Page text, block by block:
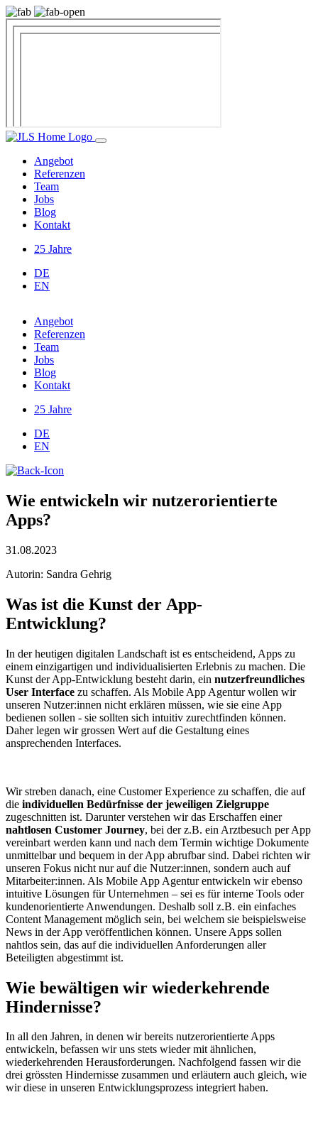
Angebot
Referenzen
Team
Jobs
Blog
Kontakt
25 Jahre
DE
EN
Angebot
Referenzen
Team
Jobs
Blog
Kontakt
25 Jahre
DE
EN
Wie entwickeln wir nutzerorientierte
Apps?
31.08.2023
Autorin: Sandra Gehrig
Was ist die Kunst der App-
In der heutigen digitalen Landschaft ist es entscheidend, Apps zu
einem einzigartigen und individualisierten Erlebnis zu machen. Die
Kunst der App-Entwicklung besteht darin, ein nutzerfreundliches
User Interface zu schaffen. Als Mobile App Agentur wollen wir
unseren Nutzer:innen nicht erklären müssen, wie sie eine App
bedienen sollen - sie sollten sich intuitiv zurechtfinden können.
Daher legen wir grossen Wert auf die Gestaltung eines
ansprechenden Interfaces.
Wir streben danach, eine Customer Experience zu schaffen, die auf
die individuellen Bedürfnisse der jeweiligen Zielgruppe
zugeschnitten ist. Darunter verstehen wir das Erschaffen einer
nahtlosen Customer Journey, bei der z.B. ein Arztbesuch per App
vereinbart werden kann und nach dem Termin wichtige Dokumente
unmittelbar und bequem in der App abrufbar sind. Dabei richten wir
unseren Fokus nicht nur auf die Nutzer:innen, sondern auch auf
Mitarbeiter:innen. Als Mobile App Agentur entwickeln wir ebenso
intuitive Lösungen für Unternehmen – sei es für interne Tools oder
kundenorientierte Anwendungen. Deshalb soll z.B. ein einfaches
Content Management möglich sein, bei welchem sie beispielsweise
News in der App veröffentlichen können. Unsere Apps sollen
nahtlos sein, das auf die individuellen Anforderungen aller
Beteiligten abgestimmt ist.
Wie bewältigen wir wiederkehrende
Hindernisse?
In all den Jahren, in denen wir bereits nutzerorientierte Apps
entwickeln, befassen wir uns stets wieder mit ähnlichen,
wiederkehrenden Herausforderungen. Nachfolgend fassen wir die
drei grössten Hindernisse zusammen und erläutern auch gleich, wie
wir diese in unseren Entwicklungsprozess integriert haben.